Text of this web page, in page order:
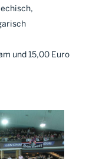
und 15,00 Euro